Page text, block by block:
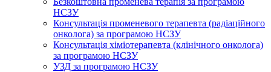
НСЗУ
Консультація променевого терапевта (радіаційного
онколога) за програмою НСЗУ
Консультація хіміотерапевта (клінічного онколога)
за програмою НСЗУ
УЗД за програмою НСЗУ